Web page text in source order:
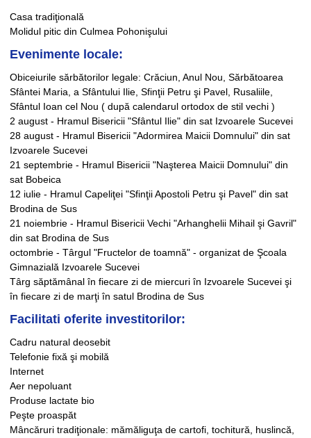
Casa tradiţională
Molidul pitic din Culmea Pohonişului
Evenimente locale:
Obiceiurile sărbătorilor legale: Crăciun, Anul Nou, Sărbătoarea
Sfântei Maria, a Sfântului Ilie, Sfinţii Petru şi Pavel, Rusaliile,
Sfântul Ioan cel Nou ( după calendarul ortodox de stil vechi )
2 august - Hramul Bisericii "Sfântul Ilie" din sat Izvoarele Sucevei
28 august - Hramul Bisericii "Adormirea Maicii Domnului" din sat
Izvoarele Sucevei
21 septembrie - Hramul Bisericii "Naşterea Maicii Domnului" din
sat Bobeica
12 iulie - Hramul Capeliţei "Sfinţii Apostoli Petru şi Pavel" din sat
Brodina de Sus
21 noiembrie - Hramul Bisericii Vechi "Arhanghelii Mihail şi Gavril"
din sat Brodina de Sus
octombrie - Târgul "Fructelor de toamnă" - organizat de Şcoala
Gimnazială Izvoarele Sucevei
Târg săptămânal în fiecare zi de miercuri în Izvoarele Sucevei şi
în fiecare zi de marţi în satul Brodina de Sus
Facilitati oferite investitorilor:
Cadru natural deosebit
Telefonie fixă şi mobilă
Internet
Aer nepoluant
Produse lactate bio
Peşte proaspăt
Mâncăruri tradiţionale: mămăliguţa de cartofi, tochitură, huslincă,